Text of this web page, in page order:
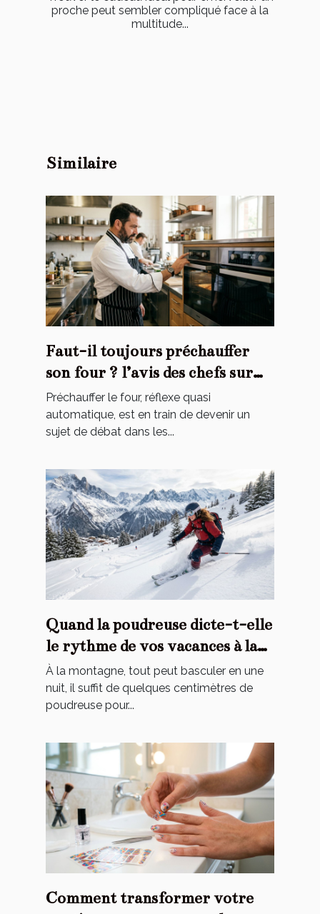
proche peut sembler compliqué face à la
multitude...
Similaire
Faut-il toujours préchauffer
son four ? l’avis des chefs sur
une habitude contestée
Préchauffer le four, réflexe quasi
automatique, est en train de devenir un
sujet de débat dans les...
Quand la poudreuse dicte-t-elle
le rythme de vos vacances à la
montagne ?
À la montagne, tout peut basculer en une
nuit, il suffit de quelques centimètres de
poudreuse pour...
Comment transformer votre